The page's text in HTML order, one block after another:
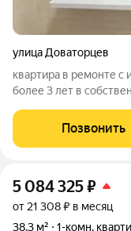
улица Доваторцев
квартира в ремонте с
более 3 лет в
Позвонить
5 084 325₽
от 21 308 ₽ в месяц
38,3 м²
1-комн.